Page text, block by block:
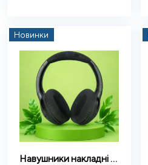
Новинки
Навушники накладні Bluetooth 900BTR